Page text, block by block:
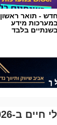
חדש - תואר ראשון
מידע
בלבד
ב-2026